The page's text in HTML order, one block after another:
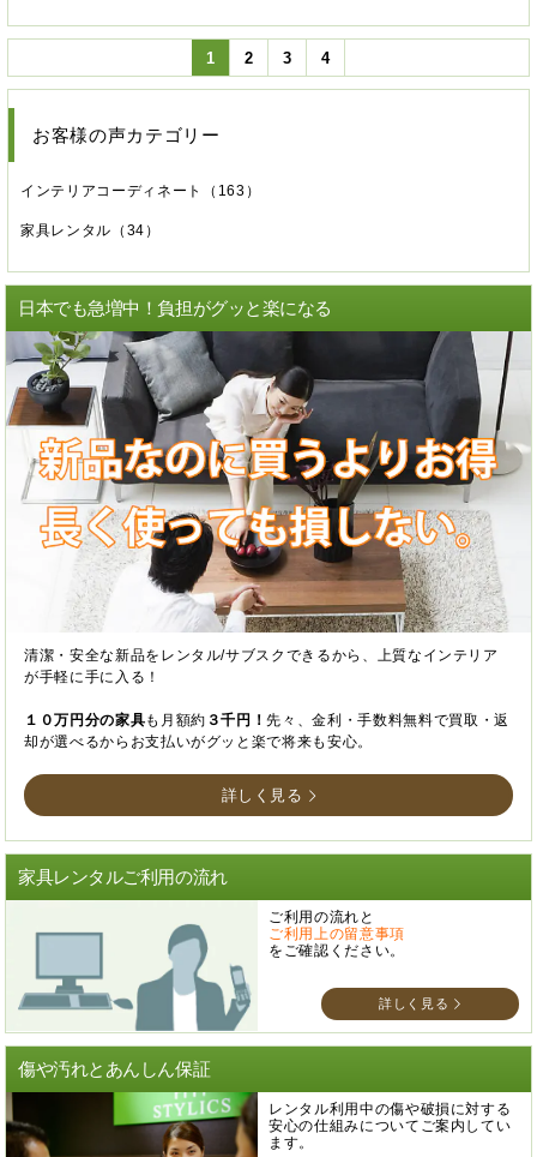
1 2 3 4
お客様の声カテゴリー
インテリアコーディネート （163）
家具レンタル （34）
日本でも急増中！負担がグッと楽になる
清潔・安全な新品をレンタル/サブスクできるから、上質なインテリア
が手軽に手に入る！
１０万円分の家具も月額約 ３千円！先々、金利・手数料無料で買取・返
却が選べるからお支払いがグッと楽で将来も安心。
詳しく見る
家具レンタルご利用の流れ
ご利用の流れと
ご利用上の留意事項
をご確認ください。
詳しく見る
傷や汚れとあんしん保証
レンタル利用中の傷や破損に対する
安心の仕組みについてご案内してい
ます。